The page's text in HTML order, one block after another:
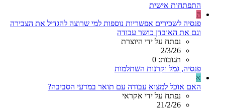
התפתחות אישית
ה
פנסיה לשכירים אפשריות נוספות למי שרוצה להגדיל את הצבירה
וגם את האובדן כושר עבודה
נפתח על ידי היוצרת
2/3/26
תגובות: 0
פנסיה, גמל וקרנות השתלמות
א
האם אוכל למצוא עבודה עם תואר במדעי הסביבה?
נפתח על ידי אקראי
21/2/26